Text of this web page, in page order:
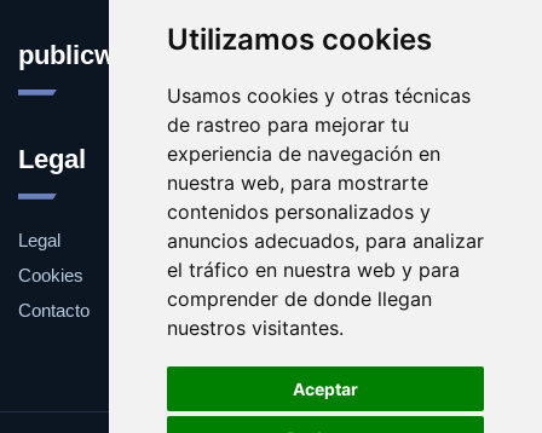
Utilizamos cookies
Usamos cookies y otras técnicas
de rastreo para mejorar tu
experiencia de navegación en
nuestra web, para mostrarte
contenidos personalizados y
anuncios adecuados, para analizar
el tráfico en nuestra web y para
comprender de donde llegan
nuestros visitantes.
Aceptar
publicworldopinion.com
Legal
Legal
Cookies
Contacto